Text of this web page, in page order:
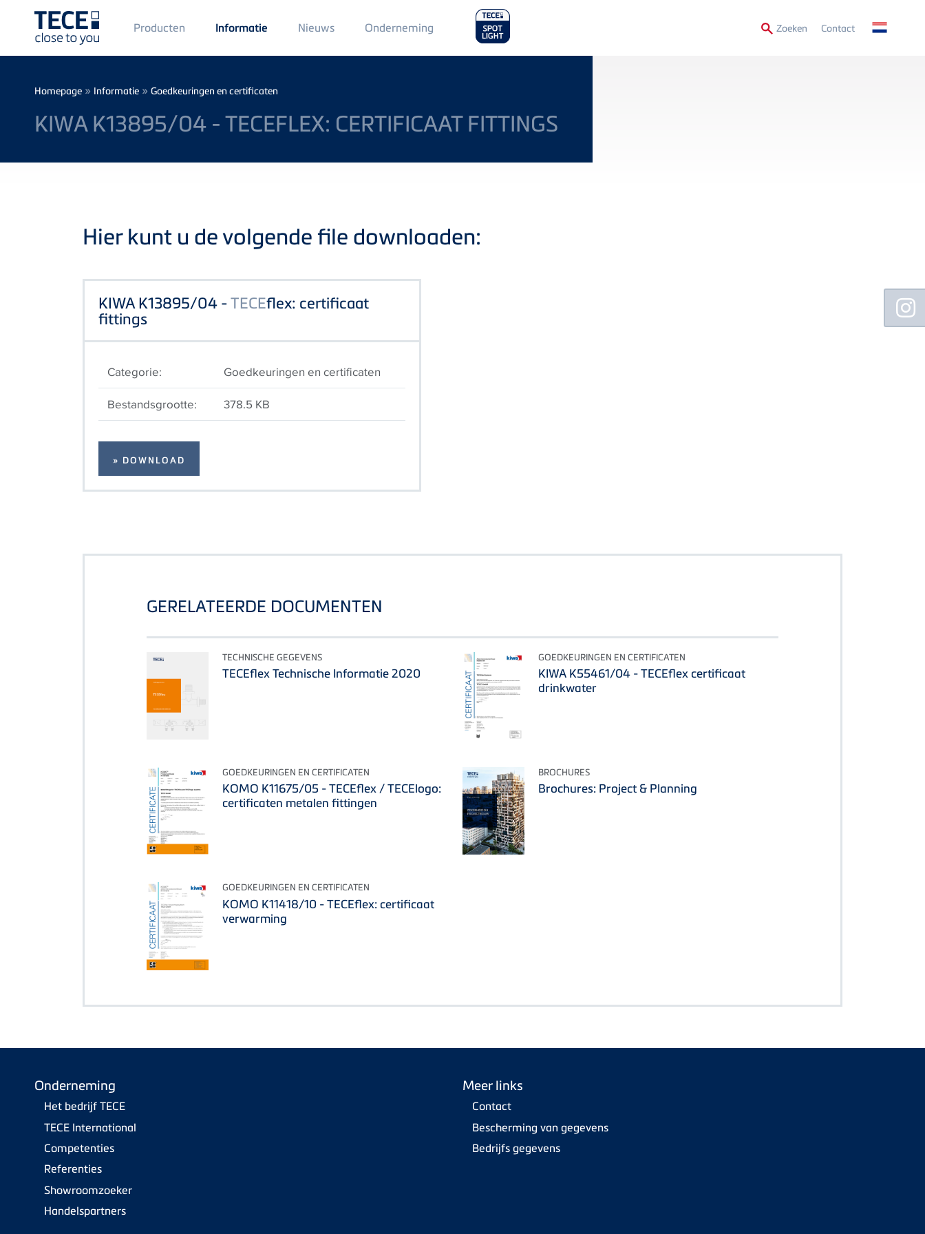
Main
Menü
1
Producten Informatie Nieuws Main
Menu
2
Onderneming Zoeken Secondary
Contact
Breadcrumb
Homepage » Informatie » Goedkeuringen en certificaten
KIWA K13895/04 - TECEFLEX: CERTIFICAAT FITTINGS
Hier kunt u de volgende file downloaden:
KIWA K13895/04 -TECEflex: certificaat
fittings
Categorie:
Goedkeuringen en certificaten
Bestandsgrootte:
378.5 KB
» DOWNLOAD
GERELATEERDE DOCUMENTEN
TECHNISCHE GEGEVENS
TECEflex Technische Informatie 2020
GOEDKEURINGEN EN CERTIFICATEN
KIWA K55461/04 - TECEflex certificaat
drinkwater
GOEDKEURINGEN EN CERTIFICATEN
KOMO K11675/05 - TECEflex / TECElogo:
certificaten metalen fittingen
BROCHURES
Brochures: Project & Planning
GOEDKEURINGEN EN CERTIFICATEN
KOMO K11418/10 - TECEflex: certificaat
verwarming
Onderneming
Het bedrijf TECE
TECE International
Competenties
Referenties
Showroomzoeker
Handelspartners
Meer links
Contact
Bescherming van gegevens
Bedrijfs gegevens
Floating